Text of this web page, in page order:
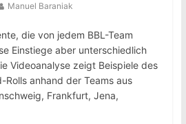
Manuel Baraniak
die von jedem BBL-Team
Einstiege aber unterschiedlich
Videoanalyse zeigt Beispiele des
Rolls anhand der Teams aus
Frankfurt, Jena,